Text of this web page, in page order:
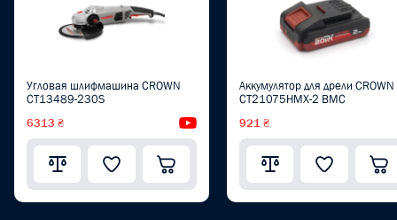
Угловая шлифмашина CROWN
CT13489-230S
6313 ₴ Видеообзор
Аккумулятор для дрели CROWN
CT21075HMX-2 BMC
921 ₴